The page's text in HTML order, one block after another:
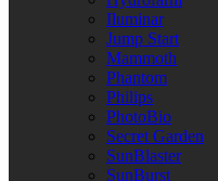
Iluminar
Jump Start
Mammoth
Phantom
Philips
PhotoBio
Secret Garden
SunBlaster
SunBurst